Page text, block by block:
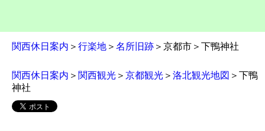
関西休日案内 ＞ 行楽地 ＞ 名所旧跡 ＞京都市＞下鴨神社
関西休日案内 ＞ 関西観光 ＞ 京都観光 ＞ 洛北観光地図 ＞下鴨
神社